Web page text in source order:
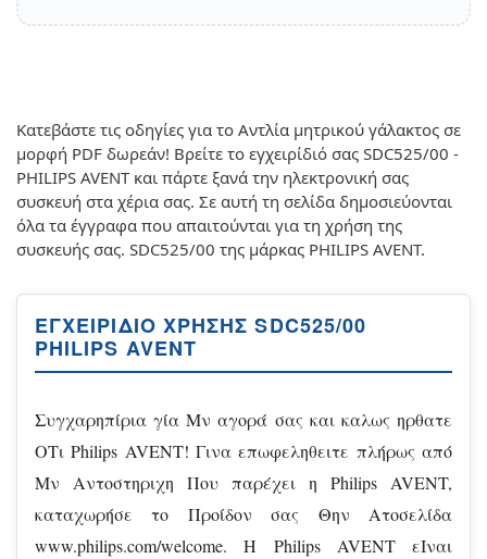
Κατεβάστε τις οδηγίες για το Αντλία μητρικού γάλακτος σε
μορφή PDF δωρεάν! Βρείτε το εγχειρίδιό σας SDC525/00 -
PHILIPS AVENT και πάρτε ξανά την ηλεκτρονική σας
συσκευή στα χέρια σας. Σε αυτή τη σελίδα δημοσιεύονται
όλα τα έγγραφα που απαιτούνται για τη χρήση της
συσκευής σας. SDC525/00 της μάρκας PHILIPS AVENT.
ΕΓΧΕΙΡΊΔΙΟ ΧΡΉΣΗΣ SDC525/00
PHILIPS AVENT
Συγχαρηπίρια γία Μν αγορά σας και καλως ηρθατε
ΟΤι Philips AVENT! Γινα επωφεληθειτε πλήρως από
Μν Αντοστηριχη Που παρέχει η Philips AVENT,
καταχωρήσε το Προίδον σας Θην Ατοσελίδα
www.philips.com/welcome. H Philips AVENT εΙναι